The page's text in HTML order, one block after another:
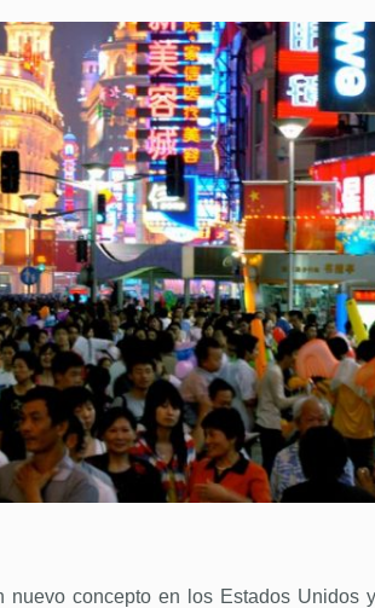
nuevo concepto en los Estados Unidos